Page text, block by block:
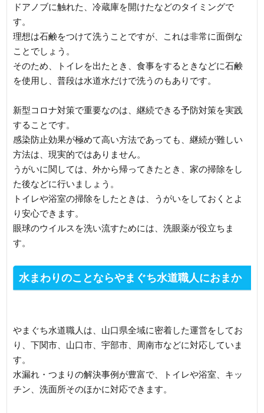
ドアノブに触れた、冷蔵庫を開けたなどのタイミングで
す。
理想は石鹸をつけて洗うことですが、これは非常に面倒な
ことでしょう。
そのため、トイレを出たとき、食事をするときなどに石鹸
を使用し、普段は水道水だけで洗うのもありです。
新型コロナ対策で重要なのは、継続できる予防対策を実践
することです。
感染防止効果が極めて高い方法であっても、継続が難しい
方法は、現実的ではありません。
うがいに関しては、外から帰ってきたとき、家の掃除をし
た後などに行いましょう。
トイレや浴室の掃除をしたときは、うがいをしておくとよ
り安心できます。
眼球のウイルスを洗い流すためには、洗眼薬が役立ちま
す。
水まわりのことならやまぐち水道職人におまか
やまぐち水道職人は、山口県全域に密着した運営をしてお
り、下関市、山口市、宇部市、周南市などに対応していま
す。
水漏れ・つまりの解決事例が豊富で、トイレや浴室、キッ
チン、洗面所そのほかに対応できます。